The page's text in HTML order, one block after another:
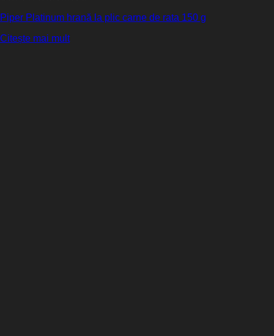
Piper Platinum hrană la plic carne de rata 150 g
Citește mai mult